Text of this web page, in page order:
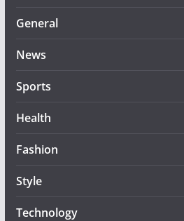
General
News
Sports
Health
Fashion
Style
Technology